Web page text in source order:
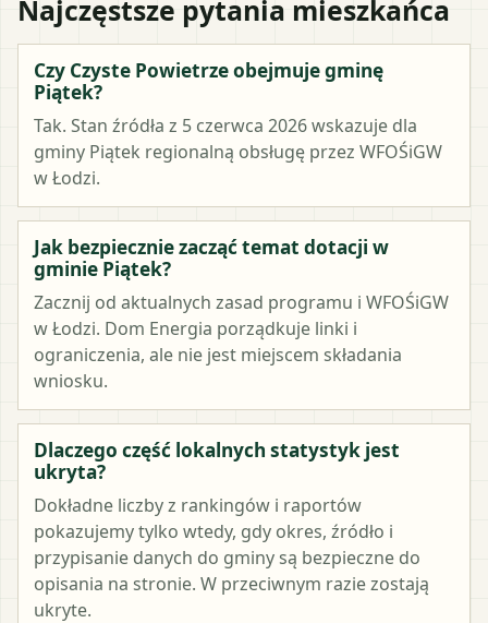
Najczęstsze pytania mieszkańca
Czy Czyste Powietrze obejmuje gminę
Piątek?
Tak. Stan źródła z 5 czerwca 2026 wskazuje dla
gminy Piątek regionalną obsługę przez WFOŚiGW
w Łodzi.
Jak bezpiecznie zacząć temat dotacji w
gminie Piątek?
Zacznij od aktualnych zasad programu i WFOŚiGW
w Łodzi. Dom Energia porządkuje linki i
ograniczenia, ale nie jest miejscem składania
wniosku.
Dlaczego część lokalnych statystyk jest
ukryta?
Dokładne liczby z rankingów i raportów
pokazujemy tylko wtedy, gdy okres, źródło i
przypisanie danych do gminy są bezpieczne do
opisania na stronie. W przeciwnym razie zostają
ukryte.